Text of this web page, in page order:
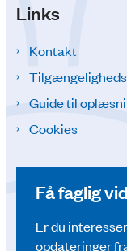
Links
Kontakt
Guide til
Cookies
Få faglig
Er du
opdateringer